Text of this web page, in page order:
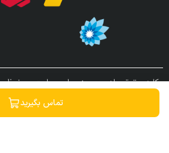
تماس بگیرید
کلیه حقوق مادی و معنوی این سایت محفوظ و